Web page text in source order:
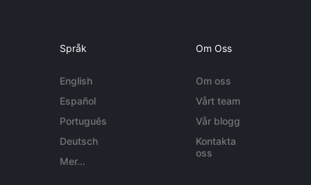
Språk
English
Español
Português
Deutsch
Mer...
Om Oss
Om oss
Vårt team
Vår blogg
Kontakta
oss